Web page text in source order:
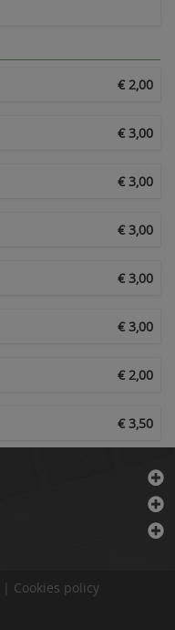
€ 2,00
€ 3,00
€ 3,00
€ 3,00
€ 3,00
€ 3,00
€ 2,00
€ 3,50
| Cookies policy